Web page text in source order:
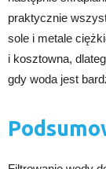
praktycznie
sole i metale
i kosztowna,
gdy woda jest